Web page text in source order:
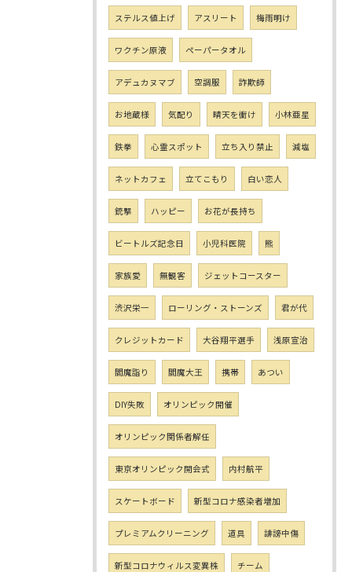
ステルス値上げ アスリート 梅雨明け
ワクチン原液 ペーパータオル
アデュカヌマブ 空調服 詐欺師
お地蔵様 気配り 晴天を衝け 小林亜星
鉄拳 心霊スポット 立ち入り禁止 減塩
ネットカフェ 立てこもり 白い恋人
銃撃 ハッピー お花が長持ち
ビートルズ記念日 小児科医院 熊
家族愛 無観客 ジェットコースター
渋沢栄一 ローリング・ストーンズ 君が代
クレジットカード 大谷翔平選手 浅原宣治
閻魔詣り 閻魔大王 携帯 あつい
DIY失敗 オリンピック開催
オリンピック関係者解任
東京オリンピック開会式 内村航平
スケートボード 新型コロナ感染者増加
プレミアムクリーニング 道具 誹謗中傷
新型コロナウィルス変異株 チーム